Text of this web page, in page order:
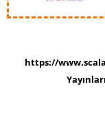
https://